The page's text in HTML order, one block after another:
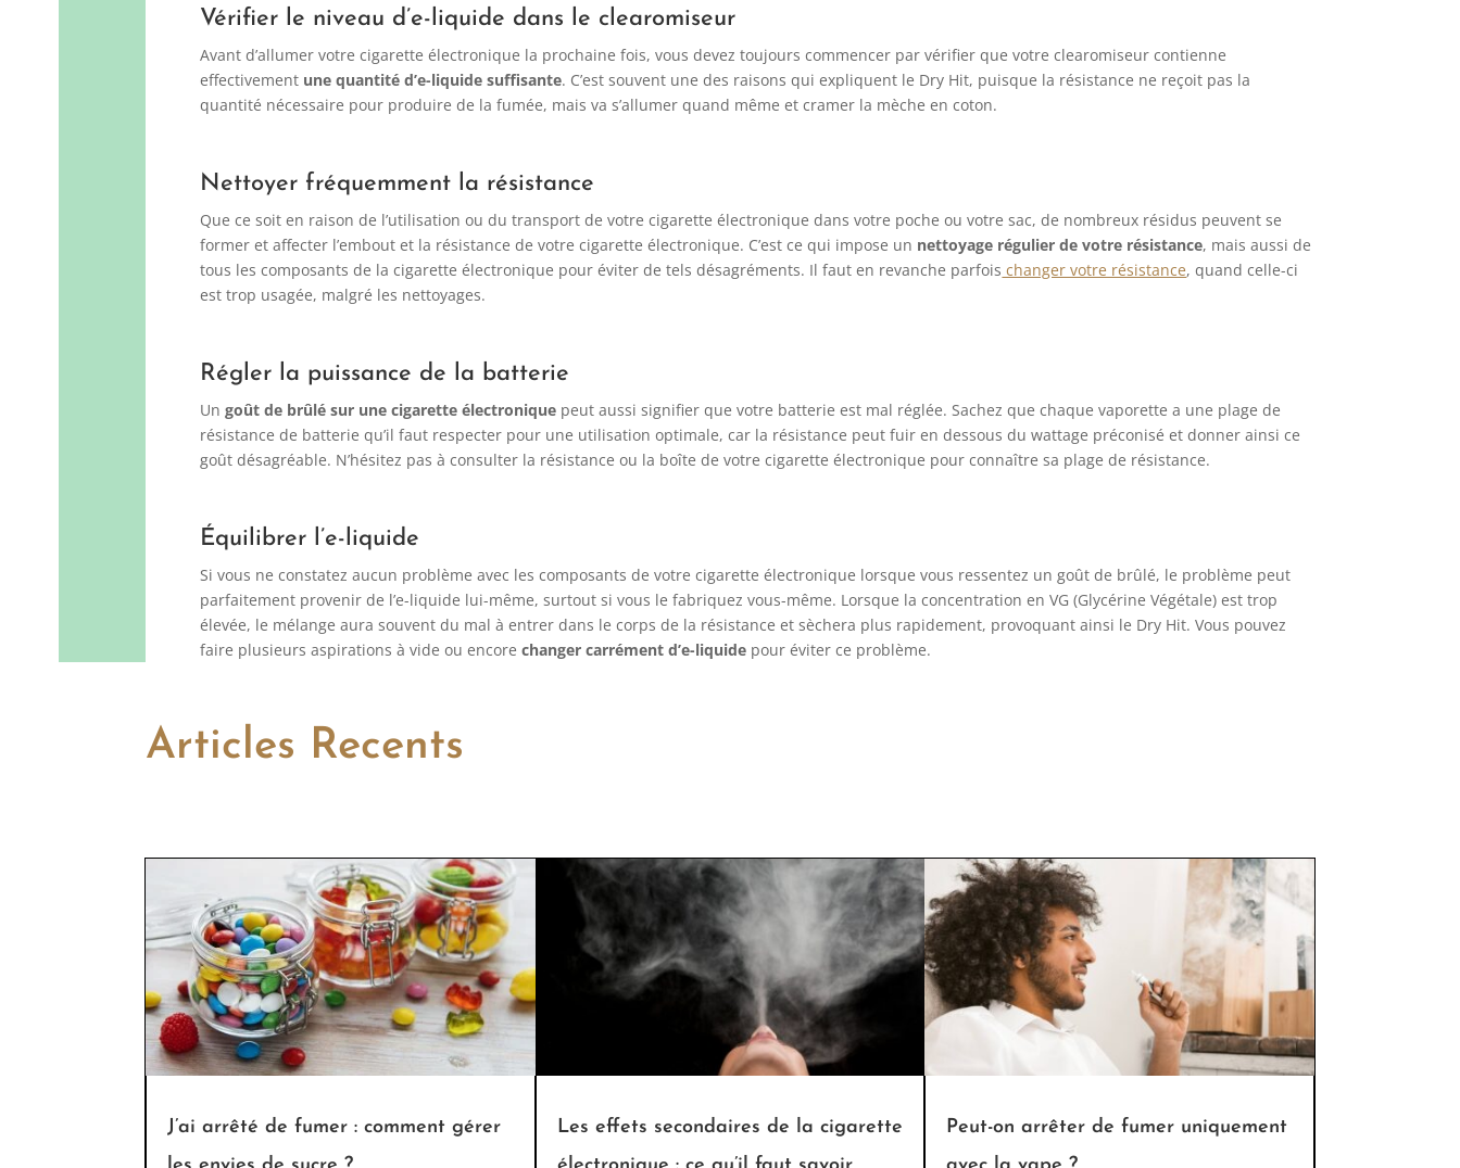
Vérifier le niveau d’e-liquide dans le clearomiseur
Avant d’allumer votre cigarette électronique la prochaine fois, vous devez toujours commencer par vérifier que votre clearomiseur contienne
effectivement une quantité d’e-liquide suffisante. C’est souvent une des raisons qui expliquent le Dry Hit, puisque la résistance ne reçoit pas la
quantité nécessaire pour produire de la fumée, mais va s’allumer quand même et cramer la mèche en coton.
Nettoyer fréquemment la résistance
Que ce soit en raison de l’utilisation ou du transport de votre cigarette électronique dans votre poche ou votre sac, de nombreux résidus peuvent se
former et affecter l’embout et la résistance de votre cigarette électronique. C’est ce qui impose un nettoyage régulier de votre résistance, mais aussi de
tous les composants de la cigarette électronique pour éviter de tels désagréments. Il faut en revanche parfois changer votre résistance, quand celle-ci
est trop usagée, malgré les nettoyages.
Régler la puissance de la batterie
Ungoût de brûlé sur une cigarette électronique peut aussi signifier que votre batterie est mal réglée. Sachez que chaque vaporette a une plage de
résistance de batterie qu’il faut respecter pour une utilisation optimale, car la résistance peut fuir en dessous du wattage préconisé et donner ainsi ce
goût désagréable. N’hésitez pas à consulter la résistance ou la boîte de votre cigarette électronique pour connaître sa plage de résistance.
Équilibrer l’e-liquide
Si vous ne constatez aucun problème avec les composants de votre cigarette électronique lorsque vous ressentez un goût de brûlé, le problème peut
parfaitement provenir de l’e-liquide lui-même, surtout si vous le fabriquez vous-même. Lorsque la concentration en VG (Glycérine Végétale) est trop
élevée, le mélange aura souvent du mal à entrer dans le corps de la résistance et sèchera plus rapidement, provoquant ainsi le Dry Hit. Vous pouvez
faire plusieurs aspirations à vide ou encorechanger carrément d’e-liquide pour éviter ce problème.
Articles Recents
J’ai arrêté de fumer : comment gérer
Les effets secondaires de la cigarette
Peut-on arrêter de fumer uniquement